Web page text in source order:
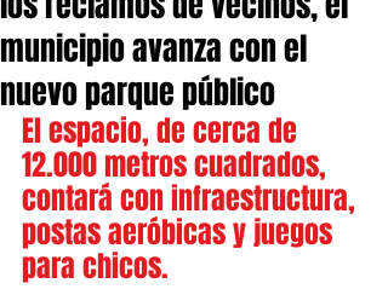
municipio avanza con el
nuevo parque público
El espacio, de cerca de
12.000 metros cuadrados,
contará con infraestructura,
postas aeróbicas y juegos
para chicos.